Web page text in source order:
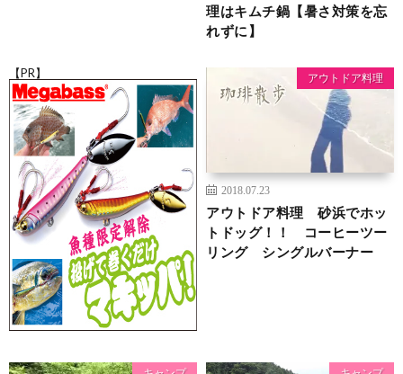
理はキムチ鍋【暑さ対策を忘
れずに】
【PR】 アウトドア料理
2018.07.23
アウトドア料理 砂浜でホッ
トドッグ！！ コーヒーツー
リング シングルバーナー